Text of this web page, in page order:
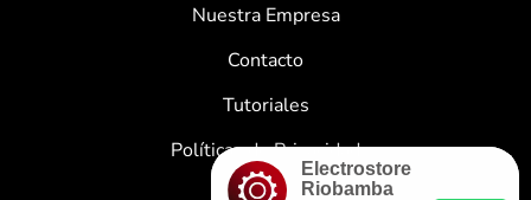
Nuestra Empresa
Contacto
Tutoriales
Políticas de Privacidad
Electrostore
Riobamba